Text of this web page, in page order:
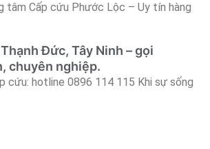
tâm Cấp cứu Phước Lộc – Uy tín hàng
Đức, Tây Ninh – gọi
chuyên nghiệp.
cứu: hotline 0896 114 115 Khi sự sống